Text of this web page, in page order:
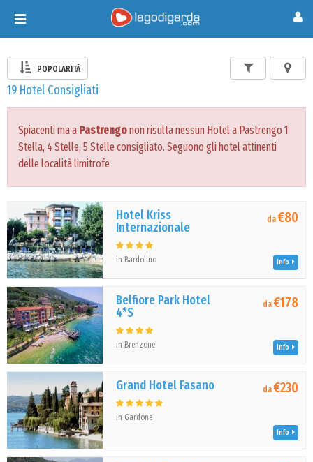
Toggle
navigation
POPOLARITÀ
19 Hotel Consigliati
Spiacenti ma a Pastrengonon risulta nessun Hotel a Pastrengo 1
Stella, 4 Stelle, 5 Stelle consigliato. Seguono gli hotel attinenti
delle località limitrofe
Hotel Kriss
Internazionale
in Bardolino
da€80
Info
Belfiore Park Hotel
4*S
in Brenzone
da€178
Info
Grand Hotel Fasano
in Gardone
da€230
Info